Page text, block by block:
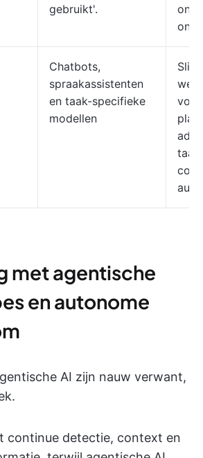
gebruikt'.
Chatbots,
spraakassistenten
en taak-specifieke
modellen
met agentische
en autonome
AI zijn nauw verwant,
continue detectie, context en